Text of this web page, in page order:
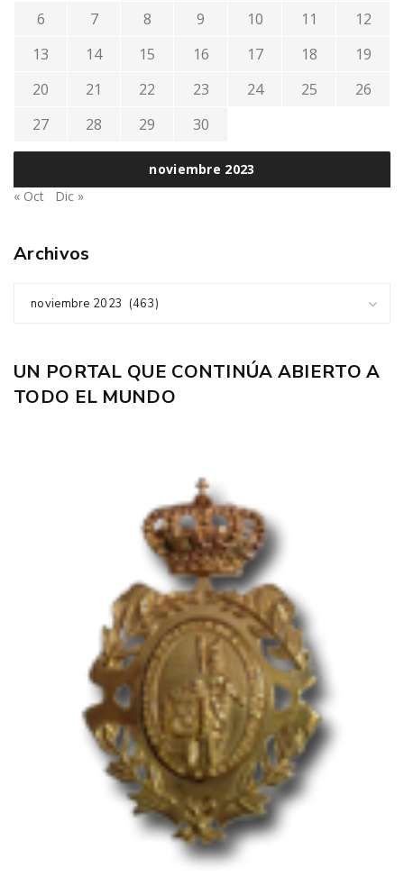
noviembre 2023
6
7 8 9 10 11
12
13
14 15 16 17 18
19
20
21 22 23 24 25
26
27
28 29 30
« Oct Dic »
Archivos
noviembre 2023 (463)
UN PORTAL QUE CONTINÚA ABIERTO A
TODO EL MUNDO